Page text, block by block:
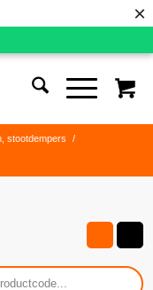
×
stootdempers
/